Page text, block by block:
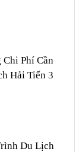
Phí Cần
Hải Tiến 3
Du Lịch